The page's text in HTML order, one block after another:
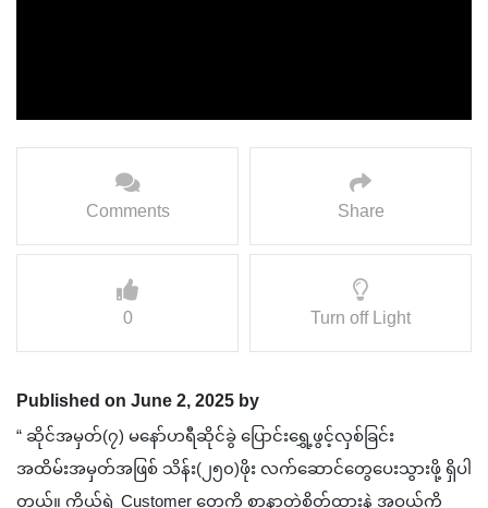
Comments Share
0 Turn off Light
Published on June 2, 2025 by
“ ဆိုင်အမှတ်(၇) မနော်ဟရီဆိုင်ခွဲ ပြောင်းရွှေ့ဖွင့်လှစ်ခြင်း
အထိမ်းအမှတ်အဖြစ် သိန်း(၂၅၀)ဖိုး လက်ဆောင်တွေပေးသွားဖို့ ရှိပါ
တယ်။ ကိုယ့်ရဲ့ Customer တွေကို စာနာတဲ့စိတ်ထားနဲ့ အဝယ်ကို